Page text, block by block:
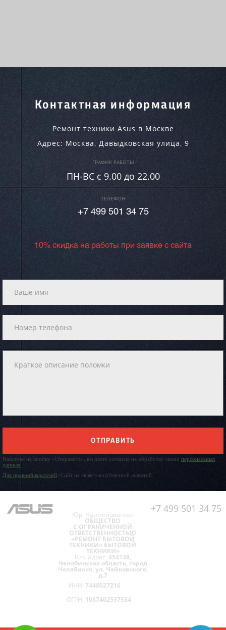
Контактная информация
Ремонт техники Asus в Москве
Адрес: Москва, Давыдковская улица, 9
ГРАФИК РАБОТЫ
ПН-ВC c 9.00 до 22.00
ТЕЛЕФОН
+7 499 501 34 75
10% скидка на работы при заявке с сайта
ОТПРАВИТЬ
Нажимая на кнопку «Отправить», вы даете согласие на обработку своих персональных
данных
Для правообладателей | Сайт не является публичной офертой.
+7 499 501 34 75
Юр. Наименование:
ОБЩЕСТВО
С ОГРАНИЧЕННОЙ
ОТВЕТСТВЕННОСТЬЮ
«РЕМОНТ БЫТОВОЙ
ТЕХНИКИ» БЫТОВОЙ
ТЕХНИКИ»
Юр. Адрес: 454138,
Челябинская область, город
Челябинск, ул. Чайковского,
д.7
ИНН: 7448027216
ОГРН: 1037402537534